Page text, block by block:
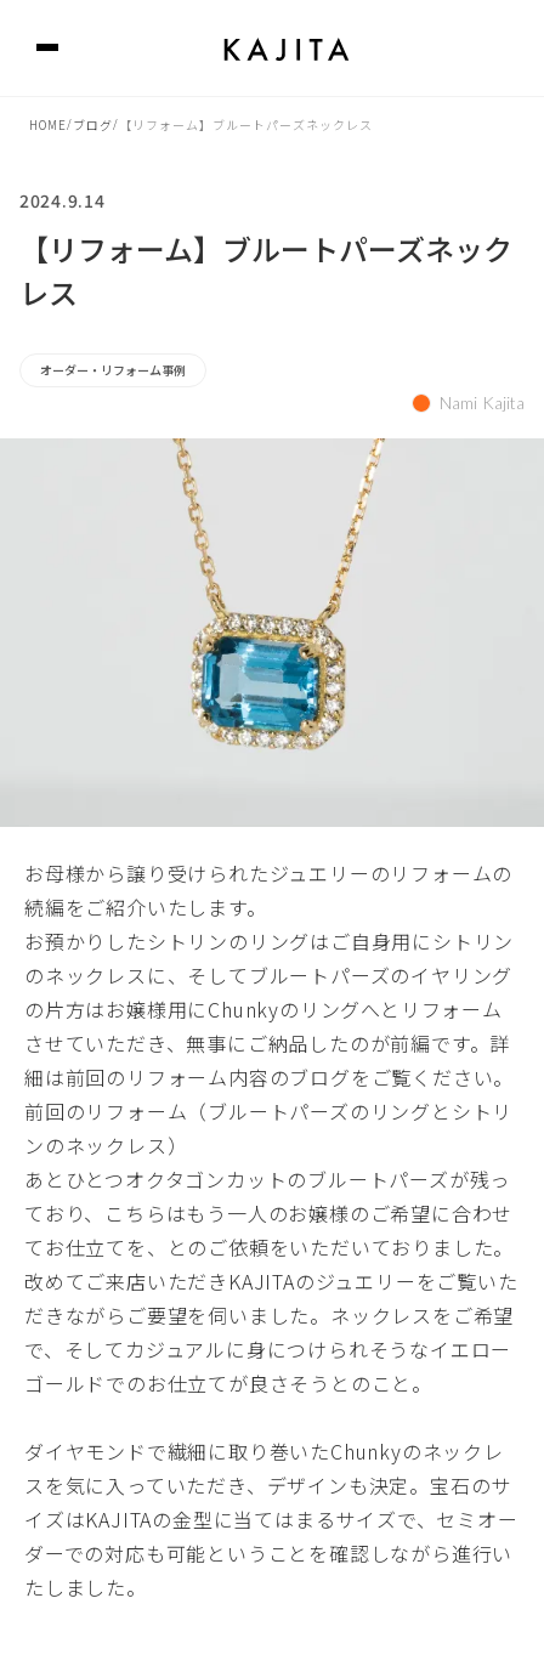
HOME/ブログ/ 【リフォーム】ブルートパーズネックレス
2024.9.14
【リフォーム】ブルートパーズネック
レス
オーダー・リフォーム事例
Nami Kajita
お母様から譲り受けられたジュエリーのリフォームの
続編をご紹介いたします。
お預かりしたシトリンのリングはご自身用にシトリン
のネックレスに、そしてブルートパーズのイヤリング
の片方はお嬢様用にChunkyのリングへとリフォーム
させていただき、無事にご納品したのが前編です。詳
細は前回のリフォーム内容のブログをご覧ください。
前回のリフォーム（ブルートパーズのリングとシトリ
ンのネックレス）
あとひとつオクタゴンカットのブルートパーズが残っ
ており、こちらはもう一人のお嬢様のご希望に合わせ
てお仕立てを、とのご依頼をいただいておりました。
改めてご来店いただきKAJITAのジュエリーをご覧いた
だきながらご要望を伺いました。ネックレスをご希望
で、そしてカジュアルに身につけられそうなイエロー
ゴールドでのお仕立てが良さそうとのこと。
ダイヤモンドで繊細に取り巻いたChunkyのネックレ
スを気に入っていただき、デザインも決定。宝石のサ
イズはKAJITAの金型に当てはまるサイズで、セミオー
ダーでの対応も可能ということを確認しながら進行い
たしました。